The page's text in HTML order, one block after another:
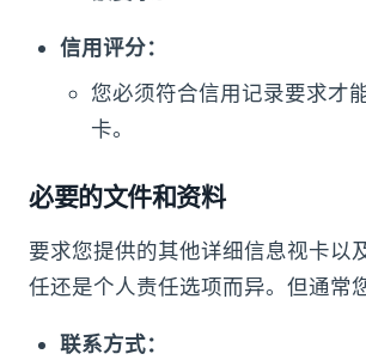
信用评分：
您必须符合信用记录要求才
卡。
必要的文件和资料
要求您提供的其他详细信息视卡以
任还是个人责任选项而异。但通常
联系方式：